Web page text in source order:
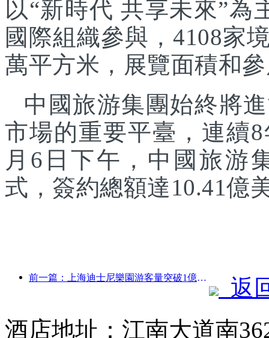
以“新時代 共享未來”為
國際組織參與，4108家
萬平方米，展覽面積和
中國旅游集團始終將
市場的重要平臺，連續
月6日下午，中國旅游
式，簽約總額達10.41億
前一篇：上海迪士尼樂園游客量突破1億人次 將擴建第四座主題酒店
返
酒店地址：江南大道南